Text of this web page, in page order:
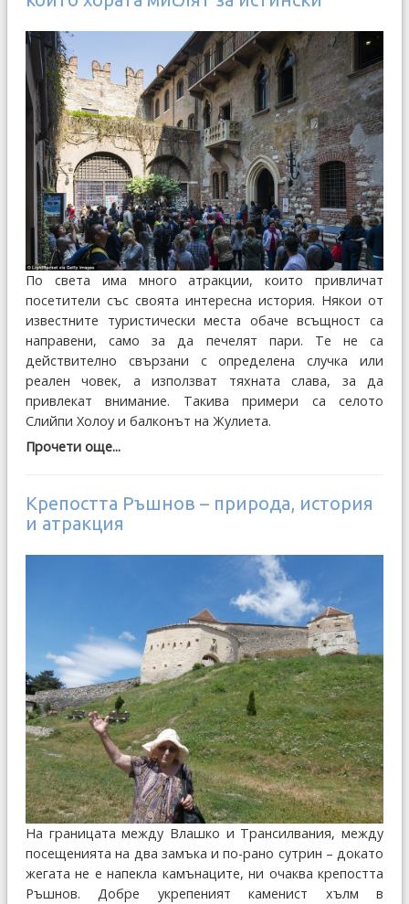
По света има много атракции, които привличат
посетители със своята интересна история. Някои от
известните туристически места обаче всъщност са
направени, само за да печелят пари. Те не са
действително свързани с определена случка или
реален човек, а използват тяхната слава, за да
привлекат внимание. Такива примери са селото
Слийпи Холоу и балконът на Жулиета.
Прочети още...
Крепостта Ръшнов – природа, история
и атракция
На границата между Влашко и Трансилвания, между
посещенията на два замъка и по-рано сутрин – докато
жегата не е напекла камънаците, ни очаква крепостта
Ръшнов. Добре укрепеният каменист хълм в